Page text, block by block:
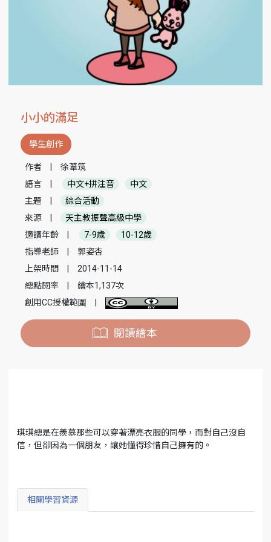
小小的滿足
學生創作
作者
徐葦筑
語言
中文+拼注音
中文
主題
綜合活動
來源
天主教振聲高級中學
適讀年齡
7-9歲
10-12歲
指導老師
郭姿杏
上架時間
2014-11-14
總點閱率
繪本1,137次
創用CC授權範圍
閱讀繪本
琪琪總是在羨慕那些可以穿著漂亮衣服的同學，而對自己沒自
信，但卻因為一個朋友，讓她懂得珍惜自己擁有的。
相關學習資源